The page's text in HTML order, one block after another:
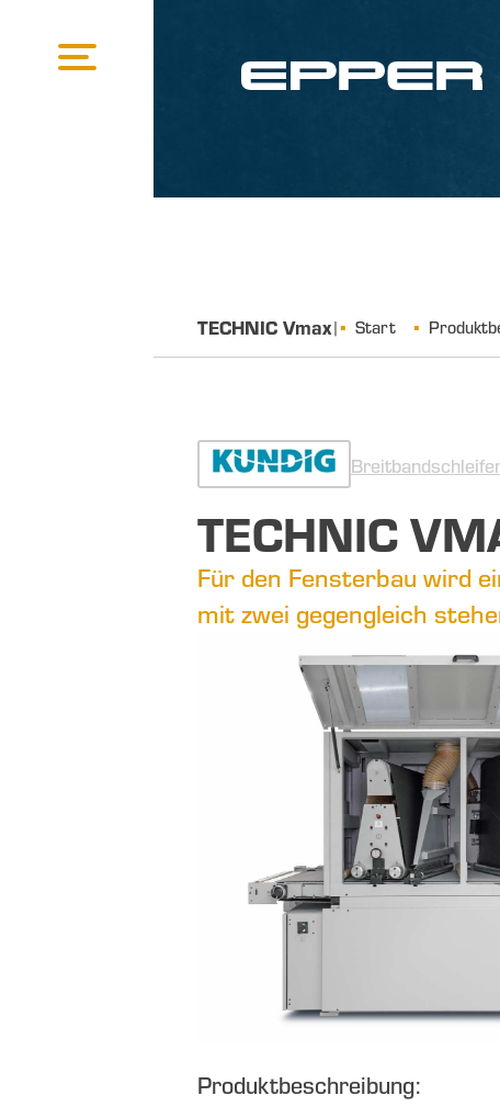
TECHNIC Vmax| Start
TECHNIC
Für den Fensterbau wird
mit zwei gegengleich
Produktbeschreibung: